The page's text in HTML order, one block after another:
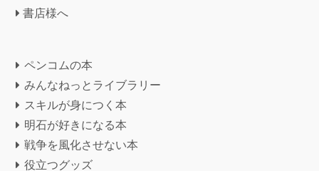
書店様へ
ペンコムの本
みんなねっとライブラリー
スキルが身につく本
明石が好きになる本
戦争を風化させない本
役立つグッズ